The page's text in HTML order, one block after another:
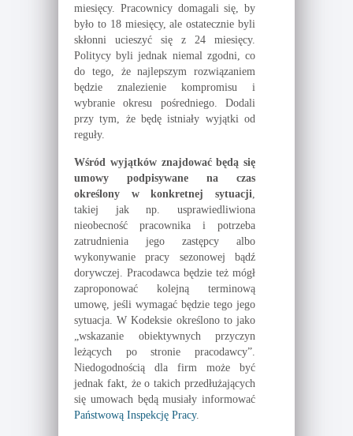
miesięcy. Pracownicy domagali się, by
było to 18 miesięcy, ale ostatecznie byli
skłonni ucieszyć się z 24 miesięcy.
Politycy byli jednak niemal zgodni, co
do tego, że najlepszym rozwiązaniem
będzie znalezienie kompromisu i
wybranie okresu pośredniego. Dodali
przy tym, że będę istniały wyjątki od
reguły.
Wśród wyjątków znajdować będą się
umowy podpisywane na czas
określony w konkretnej sytuacji,
takiej jak np. usprawiedliwiona
nieobecność pracownika i potrzeba
zatrudnienia jego zastępcy albo
wykonywanie pracy sezonowej bądź
dorywczej. Pracodawca będzie też mógł
zaproponować kolejną terminową
umowę, jeśli wymagać będzie tego jego
sytuacja. W Kodeksie określono to jako
„wskazanie obiektywnych przyczyn
leżących po stronie pracodawcy”.
Niedogodnością dla firm może być
jednak fakt, że o takich przedłużających
się umowach będą musiały informować
Państwową Inspekcję Pracy.